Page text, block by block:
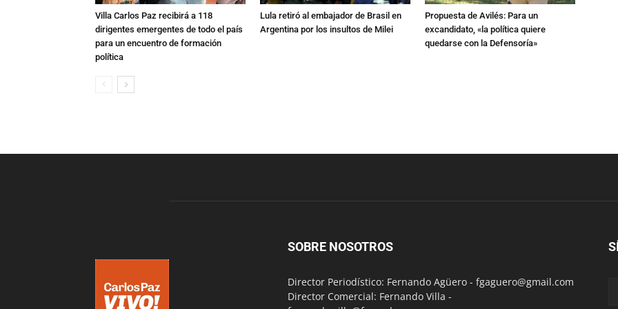
Villa Carlos Paz recibirá a 118
dirigentes emergentes de todo el país
para un encuentro de formación
política
Lula retiró al embajador de Brasil en
Argentina por los insultos de Milei
Propuesta de Avilés: Para un
excandidato, «la política quiere
quedarse con la Defensoría»
SOBRE NOSOTROS
Director Periodístico: Fernando Agüero - fgaguero@gmail.com
Director Comercial: Fernando Villa -